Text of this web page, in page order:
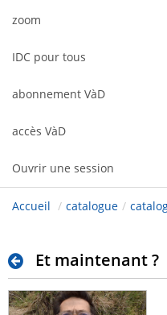
zoom
IDC pour tous
abonnement VàD
accès VàD
Ouvrir une session
Accueil / catalogue /
Et maintenant ?